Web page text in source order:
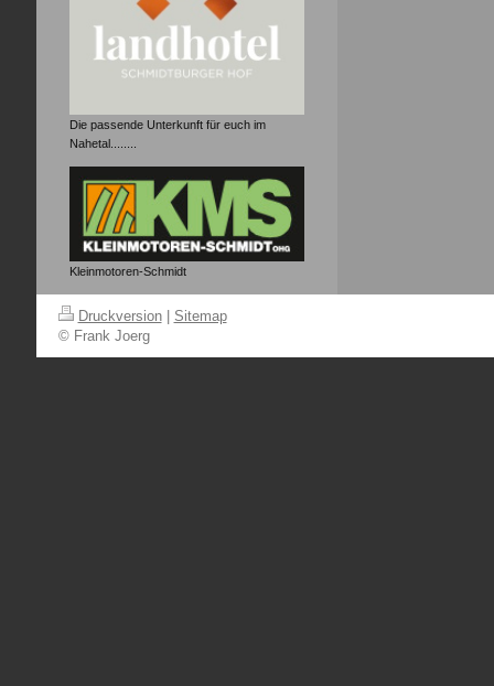
Die passende Unterkunft für euch im
Nahetal........
Kleinmotoren-Schmidt
Druckversion | Sitemap
© Frank Joerg